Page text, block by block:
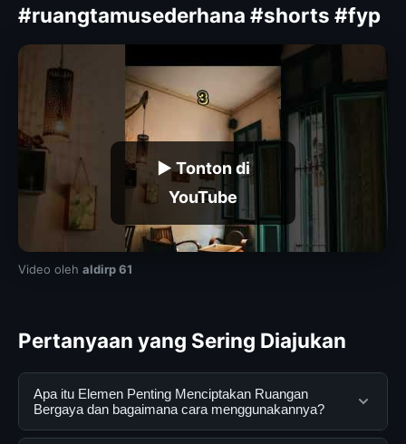
#ruangtamusederhana #shorts #fyp
▶ Tonton di
YouTube
Video oleh aldirp 61
Pertanyaan yang Sering Diajukan
Apa itu Elemen Penting Menciptakan Ruangan
Bergaya dan bagaimana cara menggunakannya?